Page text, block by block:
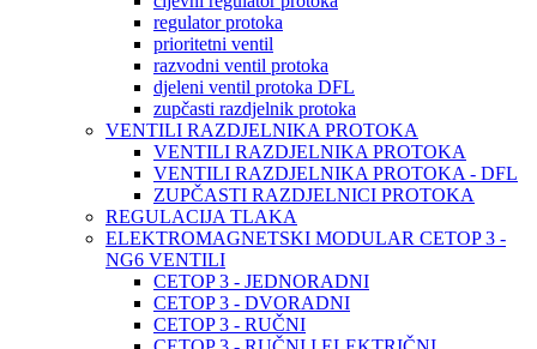
regulator protoka
prioritetni ventil
razvodni ventil protoka
djeleni ventil protoka DFL
zupčasti razdjelnik protoka
VENTILI RAZDJELNIKA PROTOKA
VENTILI RAZDJELNIKA PROTOKA
VENTILI RAZDJELNIKA PROTOKA - DFL
ZUPČASTI RAZDJELNICI PROTOKA
REGULACIJA TLAKA
ELEKTROMAGNETSKI MODULAR CETOP 3 -
NG6 VENTILI
CETOP 3 - JEDNORADNI
CETOP 3 - DVORADNI
CETOP 3 - RUČNI